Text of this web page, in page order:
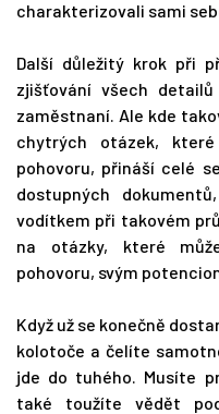
charakterizovali sami
Další důležitý krok při
zjišťování všech
zaměstnaní. Ale kde
chytrých otázek,
pohovoru, přináší celé
dostupných
vodítkem při takovém
na otázky, které
pohovoru, svým
Když už se konečně
kolotoče a čelíte
jde do tuhého. Musíte
také toužíte vědět